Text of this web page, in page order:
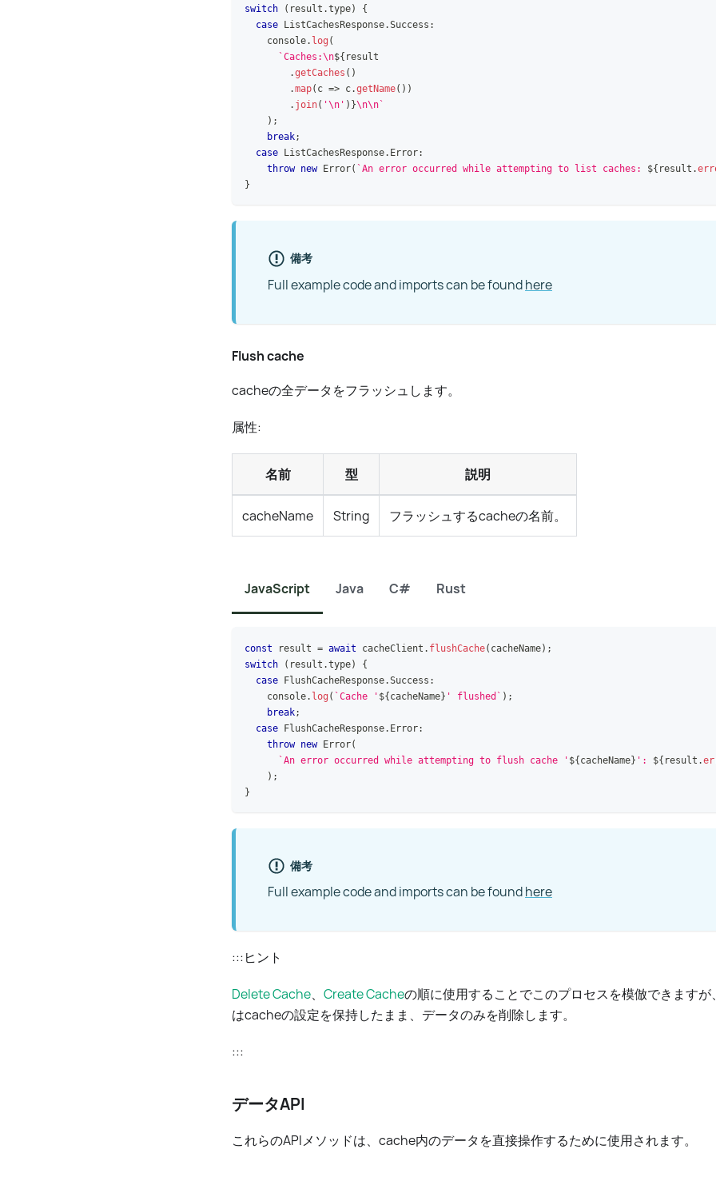
switch
( result .type)
{
case
ListCachesResponse.Success :
console. log (
`Caches:\n${ result
.getCaches ( )
.map( c => c.getName( ) )
. join( '\n' ) }\n\n `
) ;
break;
case
ListCachesResponse. Error:
throw new Error( `An error occurred while attempting to list caches: ${ result .
}
備考
Full example code and imports can be foundhere
Flush cache
cacheの全データをフラッシュします。
属性:
名前 型 説明
cacheName String フラッシュするcacheの名前。
JavaScript Java C# Rust
const result = await cacheClient . flushCache( cacheName) ;
switch
( result .type)
{
case FlushCacheResponse.Success :
console. log ( `Cache ' ${cacheName} ' flushed ` ) ;
break;
case FlushCacheResponse. Error:
throw new Error(
`An error occurred while attempting to flush cache ' ${cacheName} ': ${ result .
) ;
}
備考
Full example code and imports can be foundhere
:::ヒント
Delete Cache、 Create Cacheの順に使用することでこのプロセスを模倣できますが
はcacheの設定を保持したまま、データのみを削除します。
:::
データAPI
これらのAPIメソッドは、cache内のデータを直接操作するために使用されます。